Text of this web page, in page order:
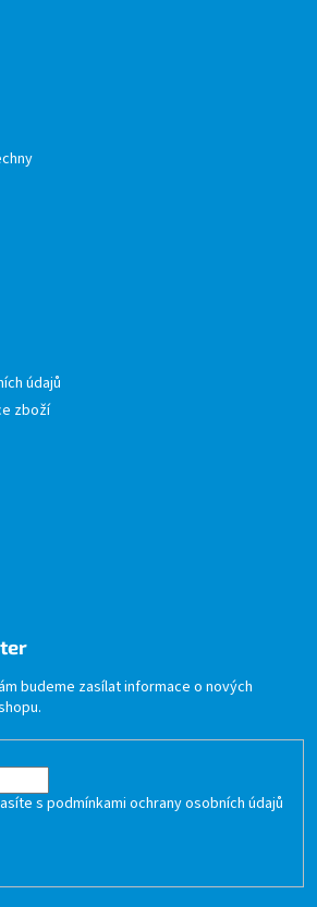
údajů
zboží
budeme zasílat informace o nových
s podmínkami ochrany osobních údajů